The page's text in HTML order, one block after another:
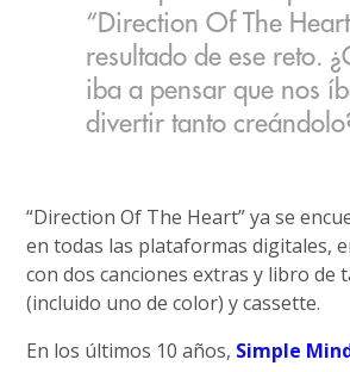
“Direction Of The
resultado de ese reto.
iba a pensar que nos
divertir tanto
“Direction Of The Heart” ya se
en todas las plataformas digitales,
con dos canciones extras y libro de
(incluido uno de color) y cassette.
En los últimos 10 años, Simple